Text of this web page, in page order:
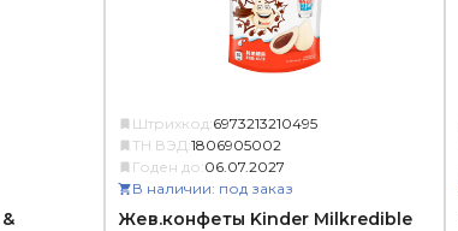
Штрихкод: 6973213210495
ТН ВЭД: 1806905002
Годен до: 06.07.2027
В наличии: под заказ
Жев.конфеты Kinder Milkredible